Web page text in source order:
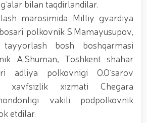
bordi // “Harbiy taʼlim tizimida
texnologiyalarni rivojlantirish
respublika harbiy ilmiy-
tashkil etildi. //Milliy gvardiya
polkovnik B.Tashmatov ilk
Yunusobod tumanida amalga
va Buxoro viloyatalarida
va jamoat xavfsizligini
boʻyicha manzilli ishlar amalga
siyosatiga oid ustuvor vazifalar
// Milliy gvardiya qoʻmondoni
Oʻzbekiston huquqni
bilan taqdirlandilar.
marosimida Milliy gvardiya
polkovnik S.Mamayusupov,
bosh boshqarmasi
A.Shuman, Toshkent shahar
adliya polkovnigi O.Oʻsarov
xavfsizlik xizmati Chegara
vakili podpolkovnik
etdilar.